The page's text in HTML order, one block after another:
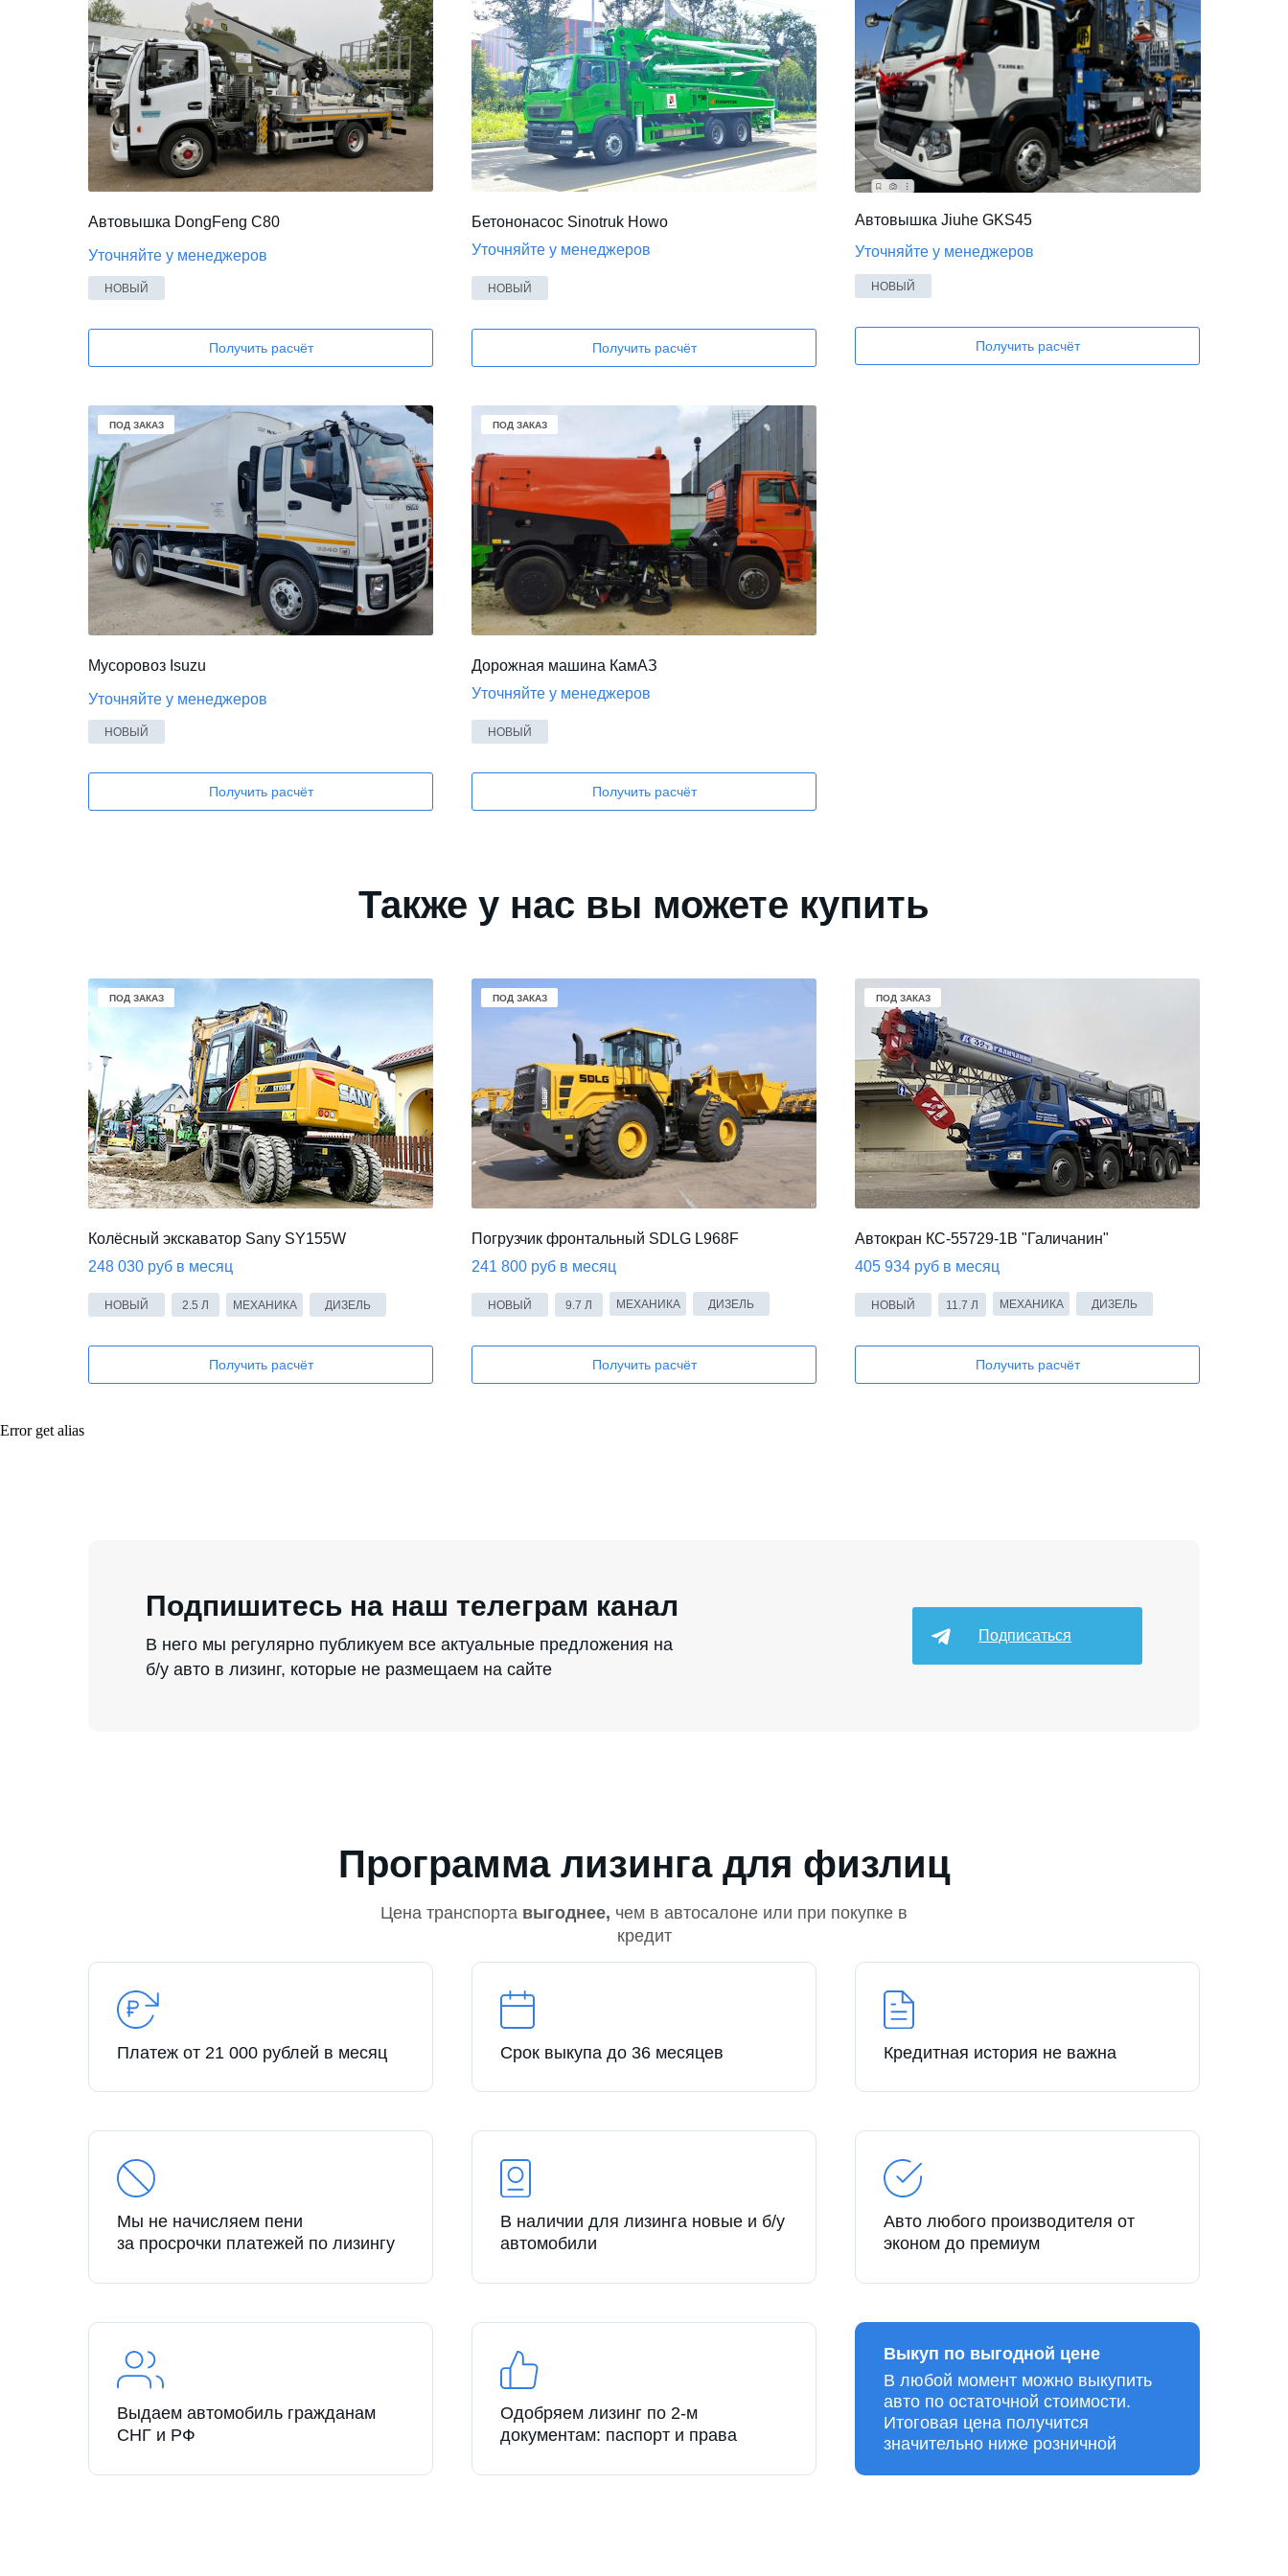
Автовышка DongFeng C80
НОВЫЙ
Уточняйте у менеджеров
Бетононасос Sinotruk Howo
НОВЫЙ
Получить расчёт Получить расчёт
Автовышка Jiuhe GKS45
НОВЫЙ
Получить расчёт
Уточняйте у менеджеров
Уточняйте у менеджеров
Мусоровоз Isuzu
НОВЫЙ
Уточняйте у менеджеров
Дорожная машина КамАЗ
НОВЫЙ
Получить расчёт Получить расчёт
В НАЛИЧИИ В НАЛИЧИИ
ПОД ЗАКАЗ
ПОД ЗАКАЗ ПОД ЗАКАЗ
Уточняйте у менеджеров
Также у нас вы можете купить
Колёсный экскаватор Sany SY155W
248 030 руб в месяц
2.5 Л МЕХАНИКА ДИЗЕЛЬ
НОВЫЙ
Погрузчик фронтальный SDLG L968F
241 800 руб в месяц
9.7 Л МЕХАНИКА ДИЗЕЛЬ
НОВЫЙ
Получить расчёт Получить расчёт
В НАЛИЧИИ В НАЛИЧИИ
Автокран КС-55729-1В "Галичанин"
405 934 руб в месяц
11.7 Л МЕХАНИКА ДИЗЕЛЬ
НОВЫЙ
Получить расчёт
ПОД ЗАКАЗ
ПОД ЗАКАЗ
ПОД ЗАКАЗ ПОД ЗАКАЗ
Error get alias
В него мы регулярно публикуем все актуальные предложения на
б/у авто в лизинг, которые не размещаем на сайте
Подписаться
Подпишитесь на наш телеграм канал
Программа лизинга для физлиц
Цена транспорта выгоднее, чем в автосалоне или при покупке в
кредит
Платеж от 21 000 рублей в месяц Срок выкупа до 36 месяцев Кредитная история не важна
Мы не начисляем пени
за просрочки платежей по лизингу
В наличии для лизинга новые и б/у
автомобили
Авто любого производителя от
эконом до премиум
Выдаем автомобиль гражданам
СНГ и РФ
Одобряем лизинг по 2-м
документам: паспорт и права
В любой момент можно выкупить
авто по остаточной стоимости.
Итоговая цена получится
значительно ниже розничной
Выкуп по выгодной цене